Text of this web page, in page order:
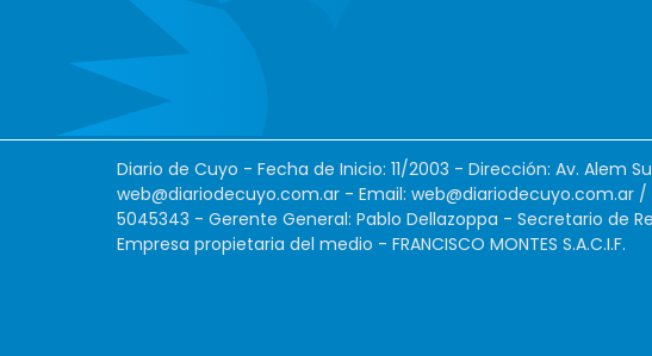
Diario de Cuyo - Fecha de Inicio: 11/2003 - Dirección: Av. Alem
web@diariodecuyo.com.ar - Email: web@diariodecuyo.com.ar /
5045343 - Gerente General: Pablo Dellazoppa - Secretario de
Empresa propietaria del medio - FRANCISCO MONTES S.A.C.I.F.